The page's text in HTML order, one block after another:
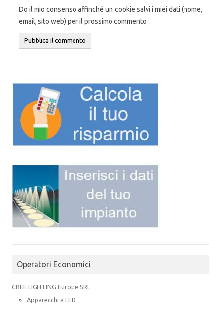
Do il mio consenso affinché un cookie salvi i miei dati (nome,
email, sito web) per il prossimo commento.
Operatori Economici
CREE LIGHTING Europe SRL
Apparecchi a LED